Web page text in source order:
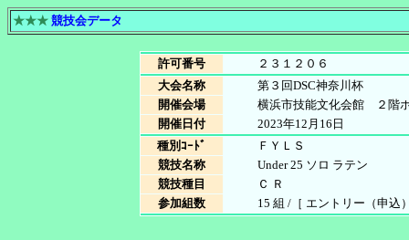
★★★ 競技会データ
許可番号
２３１２０６
大会名称
第３回DSC神奈川杯
開催会場
横浜市技能文化会館 ２階
開催日付
2023年12月16日
種別ｺｰﾄﾞ
ＦＹＬＳ
競技名称
Under 25 ソロ ラテン
競技種目
Ｃ Ｒ
参加組数
15 組 /［ エントリー（申込